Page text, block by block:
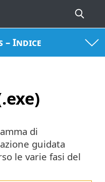
– Indice
di
guidata
le varie fasi del